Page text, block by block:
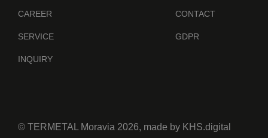
CAREER
SERVICE
INQUIRY
CONTACT
GDPR
© TERMETAL Moravia 2026, made by KHS.digital